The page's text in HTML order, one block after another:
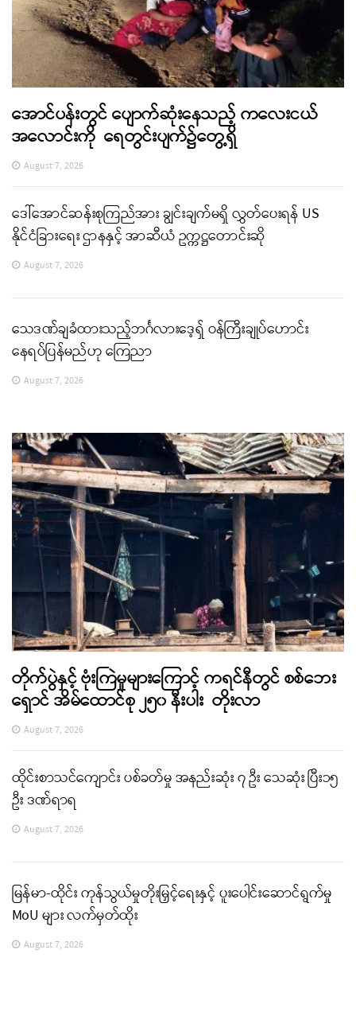
အောင်ပန်းတွင် ပျောက်ဆုံးနေသည့် ကလေးငယ်
အလောင်းကို ရေတွင်းပျက်၌တွေ့ရှိ
August 7, 2026
ဒေါ်အောင်ဆန်းစုကြည်အား ချွင်းချက်မရှိ လွှတ်ပေးရန် US
နိုင်ငံခြားရေး ဌာနနှင့် အာဆီယံ ဥက္ကဋ္ဌတောင်းဆို
August 7, 2026
သေဒဏ်ချခံထားသည့်ဘင်္ဂလားဒေ့ရှ် ဝန်ကြီးချုပ်ဟောင်း
နေရပ်ပြန်မည်ဟု ကြေညာ
August 7, 2026
တိုက်ပွဲနှင့် ဗုံးကြဲမှုများကြောင့် ကရင်နီတွင် စစ်ဘေး
ရှောင် အိမ်ထောင်စု ၂၅၀ နီးပါး တိုးလာ
August 7, 2026
ထိုင်းစာသင်ကျောင်း ပစ်ခတ်မှု အနည်းဆုံး ၇ ဦး သေဆုံး ပြီး၁၅
ဦး ဒဏ်ရာရ
August 7, 2026
မြန်မာ-ထိုင်း ကုန်သွယ်မှုတိုးမြှင့်ရေးနှင့် ပူးပေါင်းဆောင်ရွက်မှု
MoU များ လက်မှတ်ထိုး
August 7, 2026